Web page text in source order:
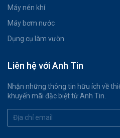
Máy nén khí
Máy bơm nước
Dụng cụ làm vườn
Liên hệ với Anh Tin
Nhận những thông tin hữu ích về
khuyến mãi đặc biệt từ Anh Tin.